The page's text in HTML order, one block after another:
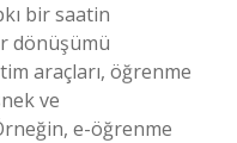
bir saatin
dönüşümü
araçları, öğrenme
ve
e-öğrenme